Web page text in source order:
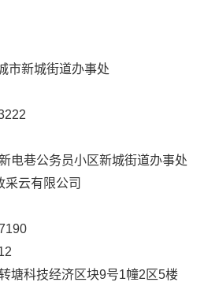
市新城街道办事处
电巷公务员小区新城街道办事处
采云有限公司
塘科技经济区块9号1幢2区5楼